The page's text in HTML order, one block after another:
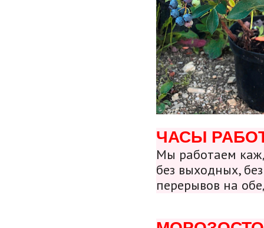
ЧАСЫ
Мы работаем
без выходных,
перерывов на